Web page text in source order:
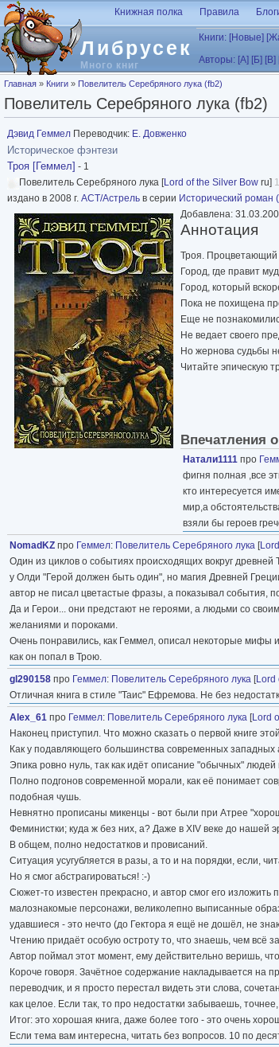
Перейти к основному содержанию
Либрусек
Много книг
Книжная полка Правила
Книги: [Новые]
Авторы: [А] [Б] [В]
Вы здесь
Главная » Книги » Повелитель Серебряного лука (fb2)
Повелитель Серебряного лука (fb2)
Дэвид Геммел Переводчик: Е. Довженко
Историческое фэнтези
Троя [Геммел] - 1
Повелитель Серебряного лука [Lord of the Silver Bow ru]
издано в 2008 г. АСТ/Астрель в серии Исторический роман
Добавлена:
Аннотация
Троя.
Город, где правит
Город, который
Пока не похищена
Еще не
Не ведает своего
Но жернова судьбы
Читайте эпическую
Впечатления
Натали1111 про
фигня полная ,все
кто интересуется
мир,а
взяли бы героев
NomadKZ про Геммел: Повелитель Серебряного лука [
Один из циклов о событиях происходящих вокруг
у Олди "Герой должен быть один", но магия Древней
автор не писал цветастые фразы, а показывал события,
Да и Герои... они предстают не героями, а людьми со
желаниями и пороками.
Очень понравились, как Геммел, описал некоторые мифы
как он попал в Трою.
gl290158 про Геммел: Повелитель Серебряного лука [Lord
Отличная книга в стиле "Таис" Ефремова. Не без
Alex_61 про Геммел: Повелитель Серебряного лука [Lord
Наконец приступил. Что можно сказать о первой книге
Как у подавляющего большинства современных западных
Эпика ровно нуль, так как идёт описание "обычных"
Полно подгонов современной морали, как её понимает
подобная чушь.
Невнятно прописаны микенцы - вот были при Атрее
Феминистки; куда ж без них, а? Даже в XIV веке до нашей
В общем, полно недостатков и провисаний.
Ситуация усугубляется в разы, а то и на порядки, если,
Но я смог абстрагироваться! :-)
Сюжет-то известен прекрасно, и автор смог его изложить
малознакомые персонажи, великолепно выписанные
удавшиеся - это нечто (до Гектора я ещё не дошёл, не
Чтению придаёт особую остроту то, что знаешь, чем всё
Автор поймал этот момент, ему действительно веришь,
Короче говоря. Зачётное содержание накладывается на
переводчик, и я просто перестал видеть эти слова,
как целое. Если так, то про недостатки забываешь,
Итог: это хорошая книга, даже более того - это очень
Если тема вам интересна, читать без вопросов. 10 по